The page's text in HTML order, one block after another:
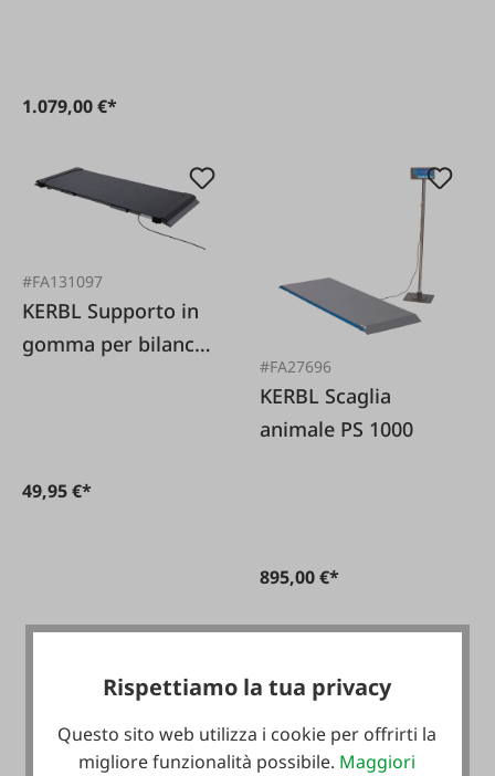
1.079,00 €*
#FA131097
KERBL Supporto in
gomma per bilancia
49,95 €*
#FA27696
KERBL Scaglia
animale PS 1000
895,00 €*
Rispettiamo la tua privacy
Questo sito web utilizza i cookie per offrirti la
migliore funzionalità possibile. Maggiori